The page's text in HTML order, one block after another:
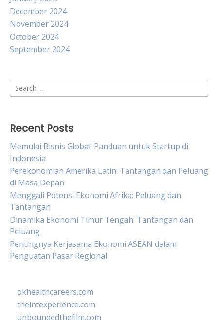
December 2024
November 2024
October 2024
September 2024
Search
for:
Recent Posts
Memulai Bisnis Global: Panduan untuk Startup di
Indonesia
Perekonomian Amerika Latin: Tantangan dan Peluang
di Masa Depan
Menggali Potensi Ekonomi Afrika: Peluang dan
Tantangan
Dinamika Ekonomi Timur Tengah: Tantangan dan
Peluang
Pentingnya Kerjasama Ekonomi ASEAN dalam
Penguatan Pasar Regional
okhealthcareers.com
theintexperience.com
unboundedthefilm.com